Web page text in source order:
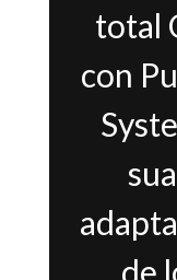
total
con
de